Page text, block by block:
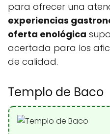
para ofrecer una
experiencias
oferta enológica
acertada para los
de calidad.
Templo de Baco